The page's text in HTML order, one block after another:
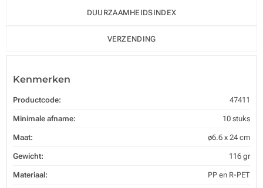
DUURZAAMHEIDSINDEX
VERZENDING
Kenmerken
Productcode: 47411
Minimale afname: 10 stuks
Maat: ø6.6 x 24 cm
Gewicht: 116 gr
Materiaal: PP en R-PET